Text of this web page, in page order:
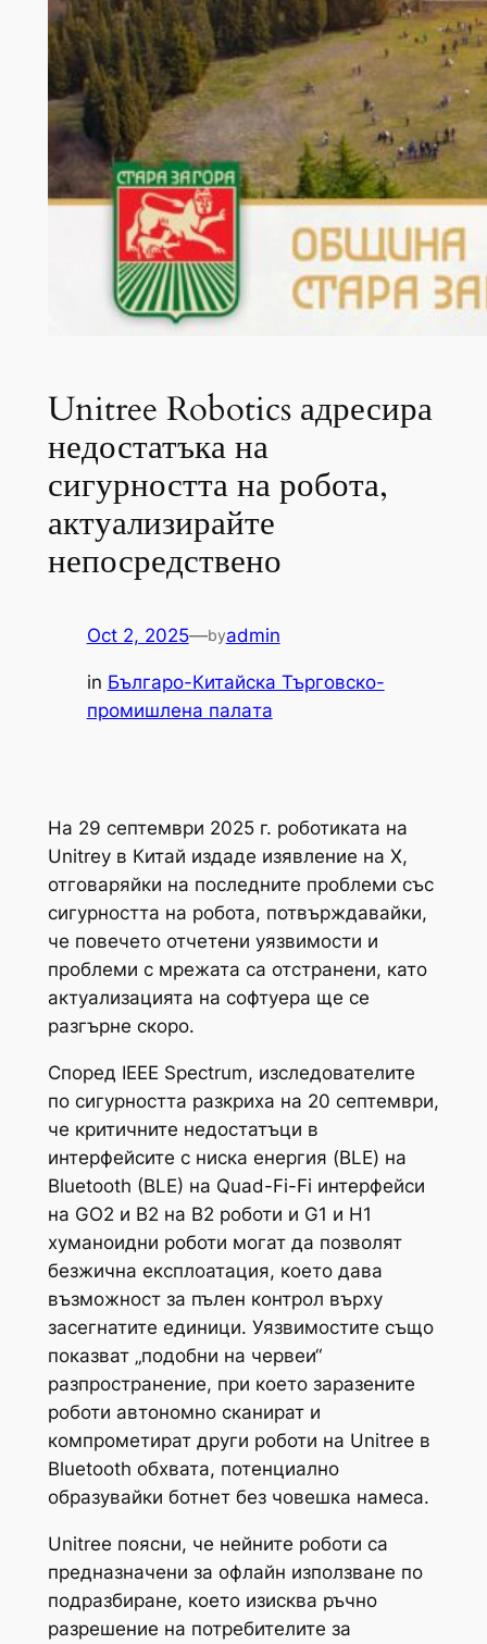
Unitree Robotics адресира
недостатъка на
сигурността на робота,
актуализирайте
непосредствено
Oct 2, 2025—byadmin
in Българо-Китайска Търговско-
промишлена палaта
На 29 септември 2025 г. роботиката на
Unitrey в Китай издаде изявление на X,
отговаряйки на последните проблеми със
сигурността на робота, потвърждавайки,
че повечето отчетени уязвимости и
проблеми с мрежата са отстранени, като
актуализацията на софтуера ще се
разгърне скоро.
Според IEEE Spectrum, изследователите
по сигурността разкриха на 20 септември,
че критичните недостатъци в
интерфейсите с ниска енергия (BLE) на
Bluetooth (BLE) на Quad-Fi-Fi интерфейси
на GO2 и B2 на B2 роботи и G1 и H1
хуманоидни роботи могат да позволят
безжична експлоатация, което дава
възможност за пълен контрол върху
засегнатите единици. Уязвимостите също
показват „подобни на червеи“
разпространение, при което заразените
роботи автономно сканират и
компрометират други роботи на Unitree в
Bluetooth обхвата, потенциално
образувайки ботнет без човешка намеса.
Unitree поясни, че нейните роботи са
предназначени за офлайн използване по
подразбиране, което изисква ръчно
разрешение на потребителите за